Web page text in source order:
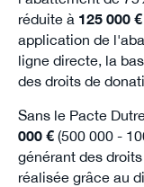
réduite à 125 000 €
application de
ligne directe, la
des droits de
Sans le Pacte
000 €(500 000 -
générant des
réalisée grâce au